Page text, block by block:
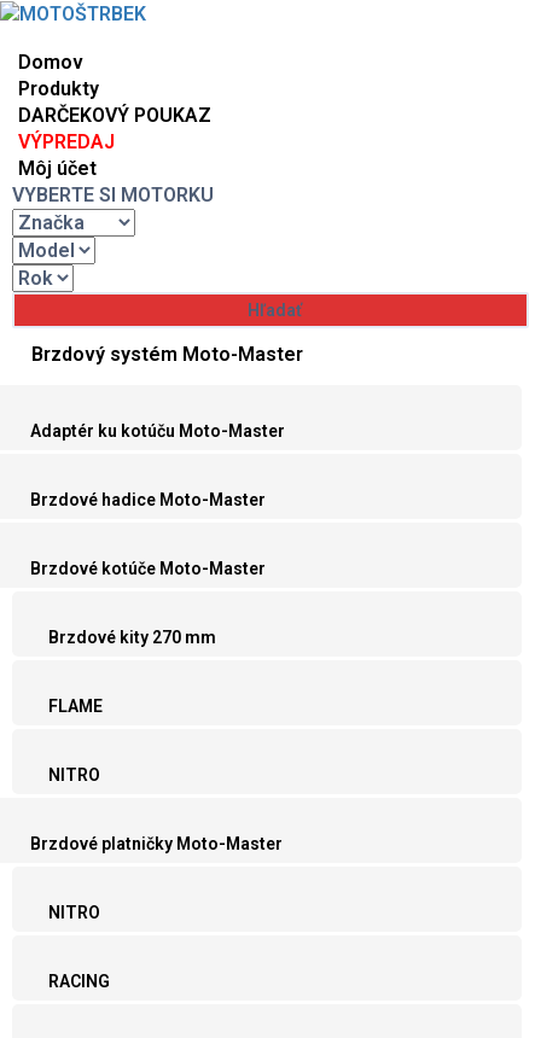
Domov
Produkty
DARČEKOVÝ POUKAZ
VÝPREDAJ
Môj účet
VYBERTE SI MOTORKU
Brzdový systém Moto-Master
Adaptér ku kotúču Moto-Master
Brzdové hadice Moto-Master
Brzdové kotúče Moto-Master
Brzdové kity 270 mm
FLAME
NITRO
Brzdové platničky Moto-Master
NITRO
RACING